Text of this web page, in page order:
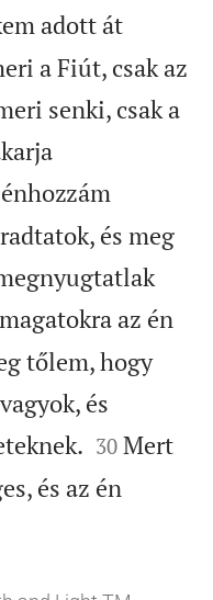
adott át
a Fiút, csak az
senki, csak a
és meg
az én
tőlem, hogy
és


30 Mert
és az én